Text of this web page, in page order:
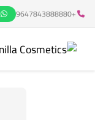
+9647843888880